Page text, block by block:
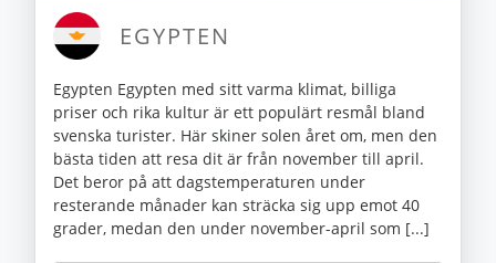
EGYPTEN
Egypten Egypten med sitt varma klimat, billiga
priser och rika kultur är ett populärt resmål bland
svenska turister. Här skiner solen året om, men den
bästa tiden att resa dit är från november till april.
Det beror på att dagstemperaturen under
resterande månader kan sträcka sig upp emot 40
grader, medan den under november-april som [...]